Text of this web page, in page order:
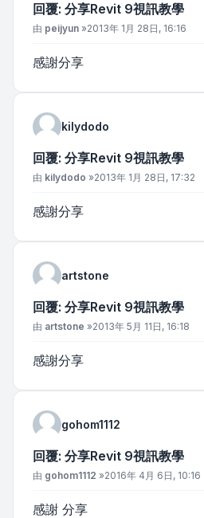
回覆: 分享Revit 9視訊教學
文章
由 peijyun »2013年 1月 28日, 16:16
感謝分享
kilydodo
回覆: 分享Revit 9視訊教學
文章
由 kilydodo »2013年 1月 28日, 17:32
感謝分享
artstone
回覆: 分享Revit 9視訊教學
文章
由 artstone »2013年 5月 11日, 16:18
感謝分享
gohom1112
回覆: 分享Revit 9視訊教學
文章
由 gohom1112 »2016年 4月 6日, 10:16
感謝 分享